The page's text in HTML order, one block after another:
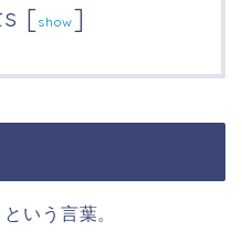
[show]
いう言葉。